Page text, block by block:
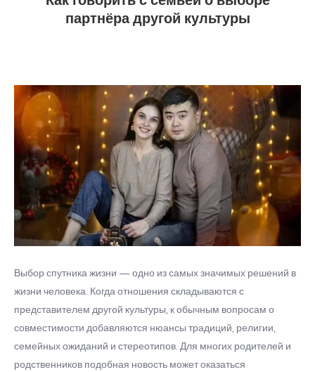
партнёра другой культуры
Выбор спутника жизни — одно из самых значимых решений в
жизни человека. Когда отношения складываются с
представителем другой культуры, к обычным вопросам о
совместимости добавляются нюансы традиций, религии,
семейных ожиданий и стереотипов. Для многих родителей и
родственников подобная новость может оказаться